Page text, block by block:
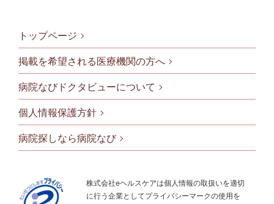
フッタメニ
トップページ
掲載を希望される医療機関の方へ
病院なびドクタビューについて
個人情報保護方針
病院探しなら病院なび
株式会社eヘルスケアは個人情報の取扱いを適切
に行う企業としてプライバシーマークの使用を